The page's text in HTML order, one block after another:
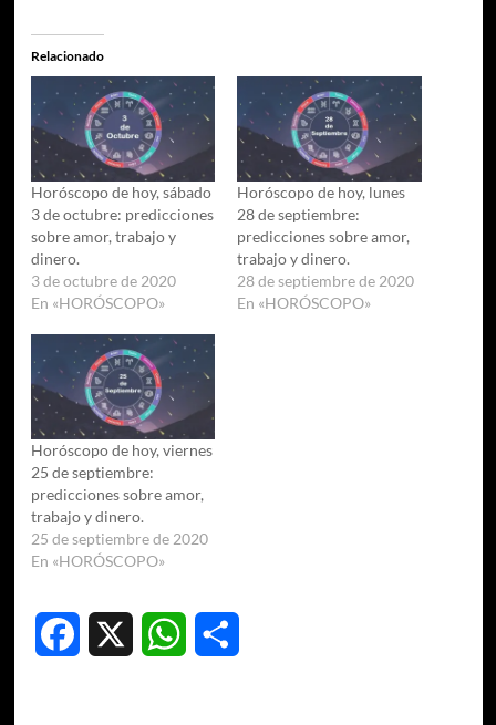
Relacionado
Horóscopo de hoy, sábado
3 de octubre: predicciones
sobre amor, trabajo y
dinero.
3 de octubre de 2020
En «HORÓSCOPO»
Horóscopo de hoy, lunes
28 de septiembre:
predicciones sobre amor,
trabajo y dinero.
28 de septiembre de 2020
En «HORÓSCOPO»
Horóscopo de hoy, viernes
25 de septiembre:
predicciones sobre amor,
trabajo y dinero.
25 de septiembre de 2020
En «HORÓSCOPO»
Facebook WhatsApp